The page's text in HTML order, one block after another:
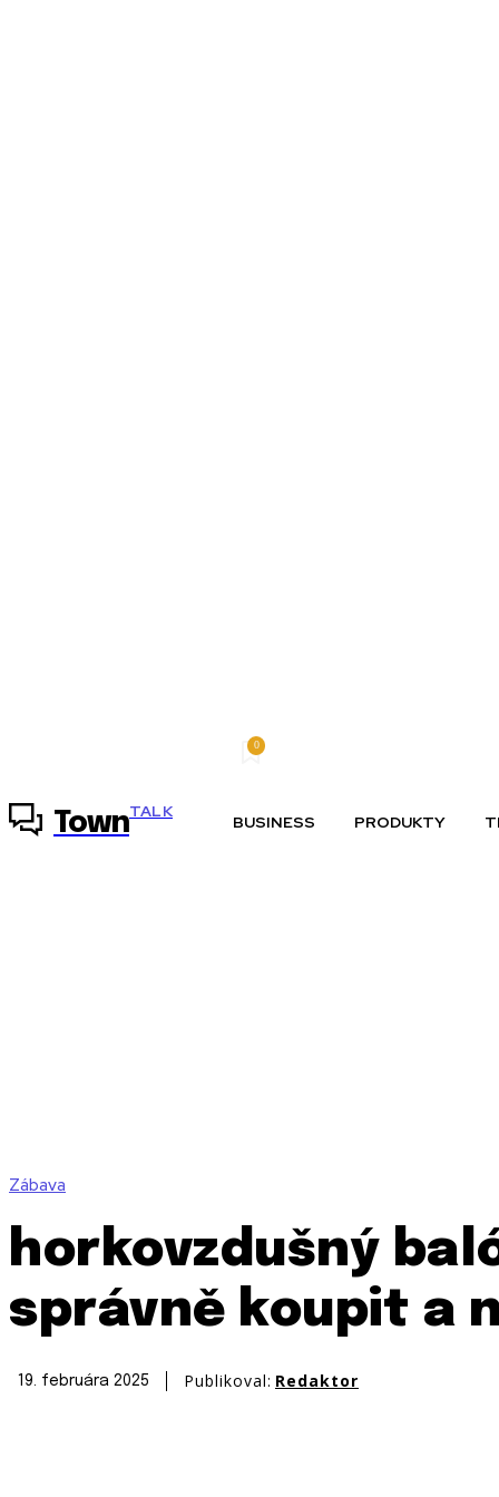
0
TownTALK
BUSINESS PRODUKTY
Zábava
horkovzdušný
správně koupit a
19. februára 2025 Publikoval: Redaktor